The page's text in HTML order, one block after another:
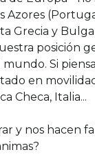
Azores
Grecia y
posición
Si
en
Checa, Italia...
y nos hacen